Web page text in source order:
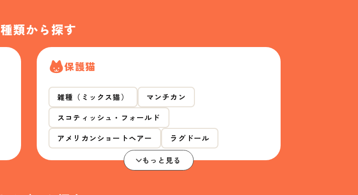
種類から探す
保護猫
雑種（ミックス猫）
マンチカン
スコティッシュ・フォールド
アメリカンショートヘアー
ラグドール
もっと見る